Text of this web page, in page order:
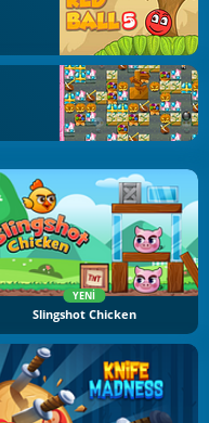
YENI
Slingshot Chicken